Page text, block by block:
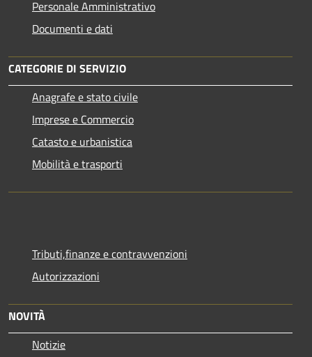
Personale Amministrativo
Documenti e dati
CATEGORIE DI SERVIZIO
Anagrafe e stato civile
Imprese e Commercio
Catasto e urbanistica
Mobilità e trasporti
Tributi,finanze e contravvenzioni
Autorizzazioni
NOVITÀ
Notizie